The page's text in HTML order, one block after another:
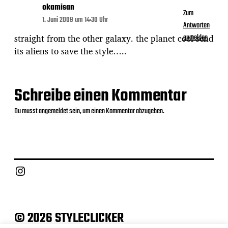
okamisan
1. Juni 2009 um 14:30 Uhr
straight from the other galaxy. the planet cool send
its aliens to save the style…..
Zum
Antworten
anmelden
Schreibe einen Kommentar
Du musstangemeldetsein, um einen Kommentar abzugeben.
Instagram
© 2026 STYLECLICKER